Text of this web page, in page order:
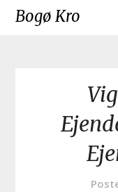
SkipBogø Kro